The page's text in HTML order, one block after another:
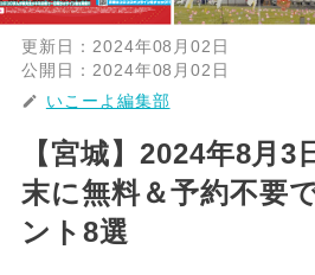
更新日： 2024年08月02日
公開日： 2024年08月02日
いこーよ編集部
【宮城】2024年8月3
末に無料＆予約不要
ント8選